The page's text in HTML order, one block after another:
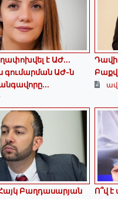
է ԱԺ...
գումարման ԱԺ-ն
Հայկ Բաղդասարյան
Ո՞վ